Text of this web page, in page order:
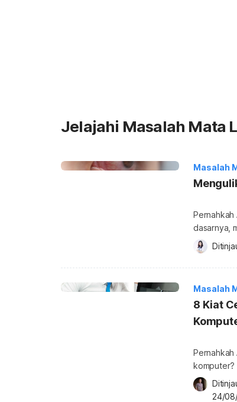
Jelajahi Masalah Mata
Masalah
Pernahkah
dasarnya,
mata.
penjelasan
Masalah
8 Kiat
Pernahkah
komputer?
disebut
syndrome.
24/